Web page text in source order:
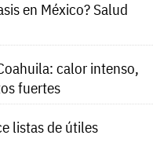
en México? Salud
calor intenso,
fuertes
listas de útiles